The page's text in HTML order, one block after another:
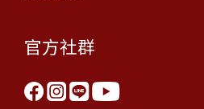
官方社群